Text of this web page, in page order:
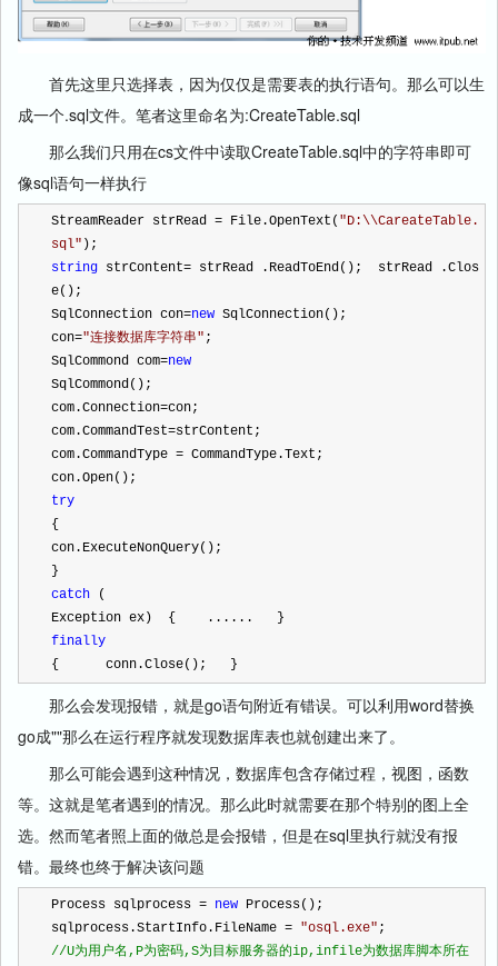
首先这里只选择表，因为仅仅是需要表的执行语句。那么可以生
成一个.sql文件。笔者这里命名为:CreateTable.sql
那么我们只用在cs文件中读取CreateTable.sql中的字符串即可
像sql语句一样执行
StreamReader strRead = File.OpenText( "D:\\CareateTable.
sql" );
string strContent= strRead .ReadToEnd();  strRead .Clos
e();
SqlConnection con=new SqlConnection();
con="连接数据库字符串" ;
SqlCommond com=new
SqlCommond();
com.Connection=con;
com.CommandTest=strContent;
com.CommandType = CommandType.Text;
con.Open();
try
{
con.ExecuteNonQuery();
}
catch (
Exception ex)  {    ......   }
finally
{      conn.Close();   }
那么会发现报错，就是go语句附近有错误。可以利用word替换
go成""那么在运行程序就发现数据库表也就创建出来了。
那么可能会遇到这种情况，数据库包含存储过程，视图，函数
等。这就是笔者遇到的情况。那么此时就需要在那个特别的图上全
选。然而笔者照上面的做总是会报错，但是在sql里执行就没有报
错。最终也终于解决该问题
Process sqlprocess = new Process();
sqlprocess.StartInfo.FileName = "osql.exe"
//U为用户名,P为密码,S为目标服务器的ip,infile为数据库脚本所在